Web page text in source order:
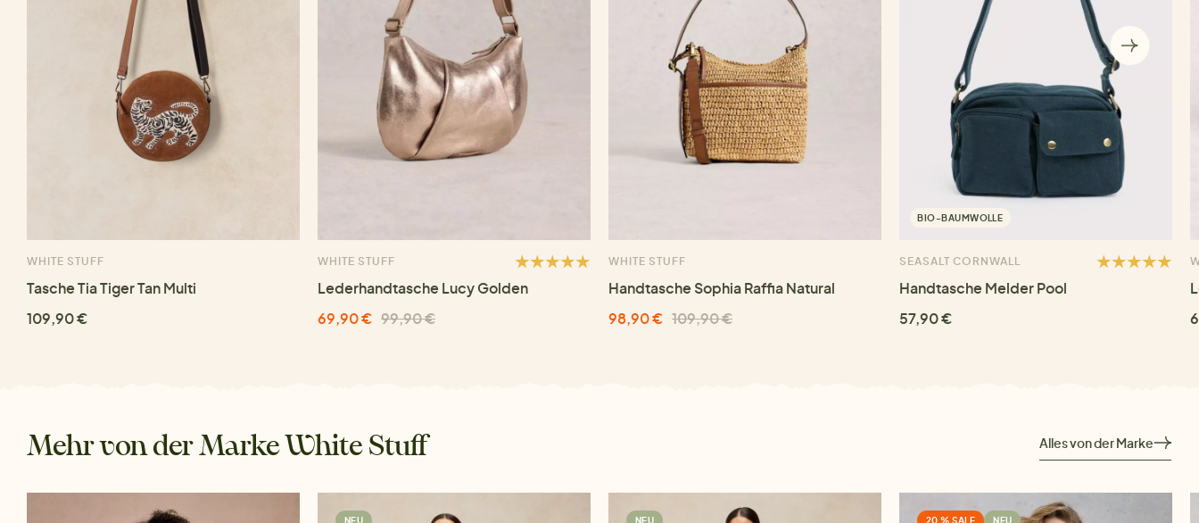
WHITE STUFF
Tasche Tia Tiger Tan Multi
109,90 €
WHITE STUFF
Lederhandtasche Lucy Golden
69,90 € 99,90 €
WHITE STUFF
Handtasche Sophia Raffia Natural
98,90 € 109,90 €
BIO-BAUMWOLLE
SEASALT CORNWALL
Handtasche Melder Pool
57,90 €
Mehr von der Marke White Stuff Alles von der Marke
NEU NEU 20 % SALE NEU